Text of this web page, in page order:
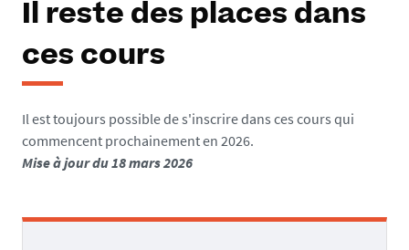
Il reste des places dans
ces cours
Il est toujours possible de s'inscrire dans ces cours qui
commencent prochainement en 2026.
Mise à jour du 18 mars 2026